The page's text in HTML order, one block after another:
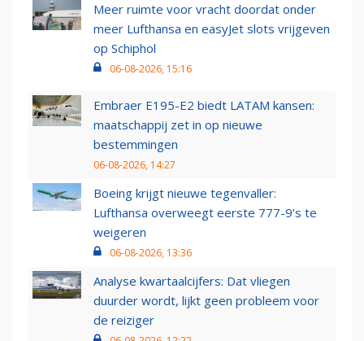
Meer ruimte voor vracht doordat onder
meer Lufthansa en easyJet slots vrijgeven
op Schiphol
06-08-2026, 15:16
Embraer E195-E2 biedt LATAM kansen:
maatschappij zet in op nieuwe
bestemmingen
06-08-2026, 14:27
Boeing krijgt nieuwe tegenvaller:
Lufthansa overweegt eerste 777-9’s te
weigeren
06-08-2026, 13:36
Analyse kwartaalcijfers: Dat vliegen
duurder wordt, lijkt geen probleem voor
de reiziger